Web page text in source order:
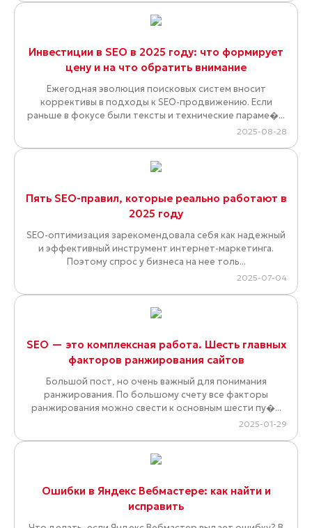
Инвестиции в SEO в 2025 году: что формирует
цену и на что обратить внимание
Ежегодная эволюция поисковых систем вносит
коррективы в подходы к SEO-продвижению. Если
раньше в фокусе были тексты и технические параме�...
2025-08-28
Пять SEO-правил, которые реально работают в
2025 году
SEO-оптимизация зарекомендовала себя как надежный
и эффективный инструмент интернет-маркетинга.
Поэтому спрос у бизнеса на нее толь...
2025-07-04
SEO — это комплексная работа. Шесть главных
факторов ранжирования сайтов
Большой пост, но очень важный для понимания
ранжирования. По большому счету все факторы
ранжирования можно свести к основным шести пу�...
2025-01-29
Ошибки в Яндекс Вебмастере: как найти и
исправить